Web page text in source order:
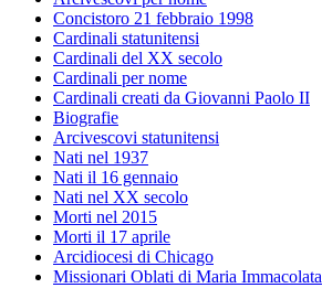
Concistoro 21 febbraio 1998
Cardinali statunitensi
Cardinali del XX secolo
Cardinali per nome
Cardinali creati da Giovanni Paolo II
Biografie
Arcivescovi statunitensi
Nati nel 1937
Nati il 16 gennaio
Nati nel XX secolo
Morti nel 2015
Morti il 17 aprile
Arcidiocesi di Chicago
Missionari Oblati di Maria Immacolata